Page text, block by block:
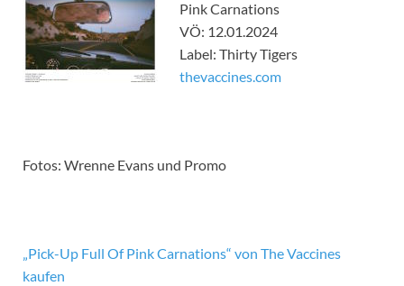
Pink Carnations
VÖ: 12.01.2024
Label: Thirty Tigers
thevaccines.com
Fotos: Wrenne Evans und Promo
„Pick-Up Full Of Pink Carnations“ von The Vaccines
kaufen